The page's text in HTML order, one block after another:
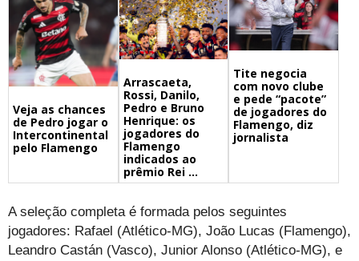
Veja as chances
de Pedro jogar o
Intercontinental
pelo Flamengo
Arrascaeta,
Rossi, Danilo,
Pedro e Bruno
Henrique: os
jogadores do
Flamengo
indicados ao
prêmio Rei ...
Tite negocia
com novo clube
e pede “pacote”
de jogadores do
Flamengo, diz
jornalista
A seleção completa é formada pelos seguintes
jogadores: Rafael (Atlético-MG), João Lucas (Flamengo),
Leandro Castán (Vasco), Junior Alonso (Atlético-MG), e